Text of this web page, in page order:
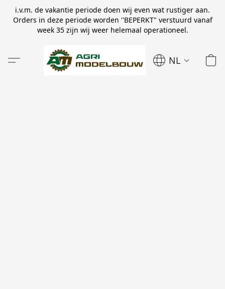
i.v.m. de vakantie periode doen wij even wat rustiger aan.
Orders in deze periode worden ''BEPERKT" verstuurd vanaf
week 35 zijn wij weer helemaal operationeel.
NL